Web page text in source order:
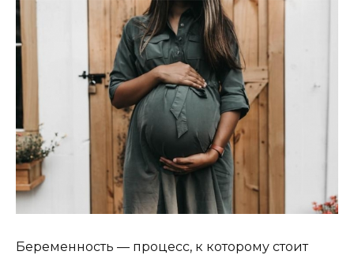
Беременность — процесс, к которому стоит